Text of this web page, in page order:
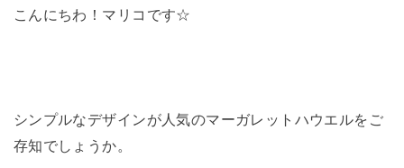
こんにちわ！マリコです☆
シンプルなデザインが人気のマーガレットハウエルをご
存知でしょうか。